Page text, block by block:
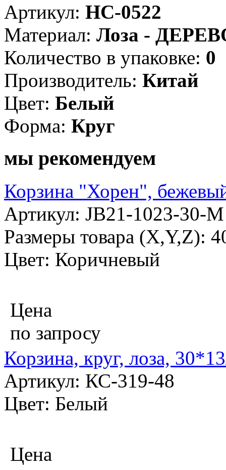
Артикул: НС-0522
Материал: Лоза -
Количество в упаковке: 0
Производитель: Китай
Цвет: Белый
Форма: Круг
мы рекомендуем
Корзина "Хорен",
Артикул: JB21-1023-30-M
Размеры товара (X,Y,Z):
Цвет: Коричневый
Цена
по запросу
Корзина, круг, лоза,
Артикул: КС-319-48
Цвет: Белый
Цена